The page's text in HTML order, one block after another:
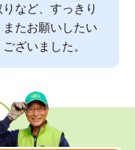
など、すっきり
たお願いしたい
ざいました。